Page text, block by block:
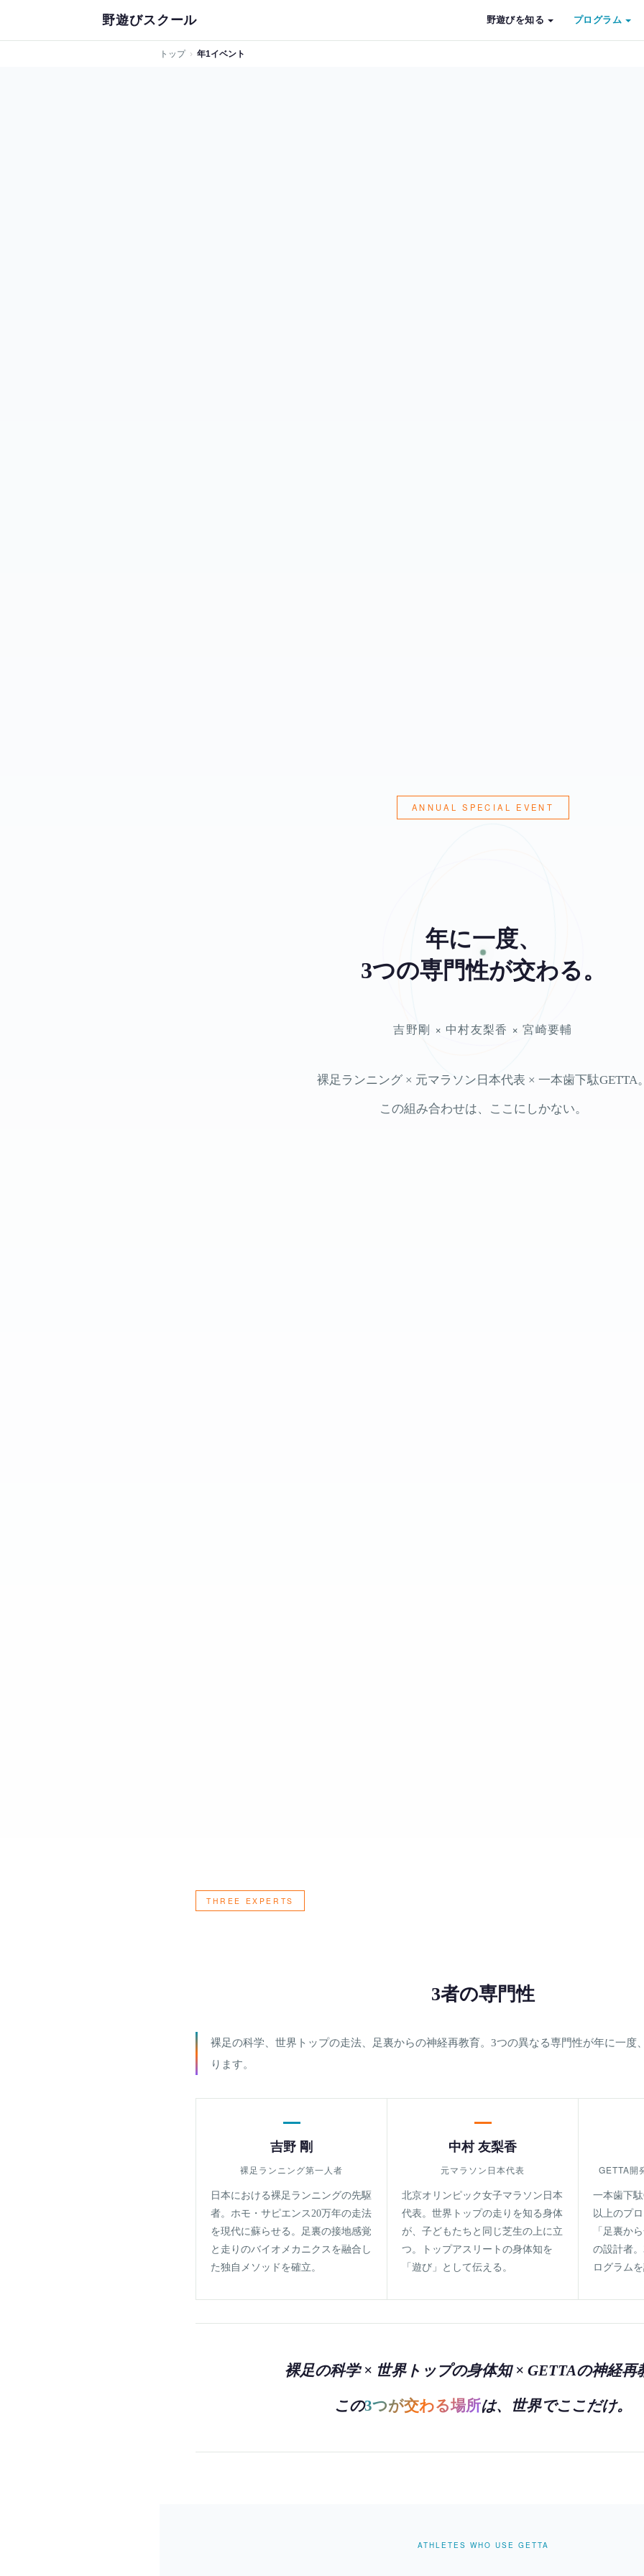
野遊びスクール 野遊びを知る プログラム
トップ › 年1イベント
ANNUAL SPECIAL EVENT
年に一度、
3つの専門性が交わる。
吉野剛 × 中村友梨香 × 宮崎要輔
裸足ランニング × 元マラソン日本代表 × 一本歯下駄GETTA
この組み合わせは、ここにしかない。
THREE EXPERTS
3者の専門性
裸足の科学、世界トップの走法、足裏からの神経再教育。3つの異なる専門性が年に一度
ります。
吉野 剛
裸足ランニング第一人者
日本における裸足ランニングの先駆
者。ホモ・サピエンス20万年の走法
を現代に蘇らせる。足裏の接地感覚
と走りのバイオメカニクスを融合し
た独自メソッドを確立。
中村 友梨香
元マラソン日本代表
北京オリンピック女子マラソン日本
代表。世界トップの走りを知る身体
が、子どもたちと同じ芝生の上に立
つ。トップアスリートの身体知を
「遊び」として伝える。
GETTA開
一本歯下
以上のプ
「足裏か
の設計者
ログラム
裸足の科学 × 世界トップの身体知 × GETTAの神経再
この3つが交わる場所は、世界でここだけ。
ATHLETES WHO USE GETTA